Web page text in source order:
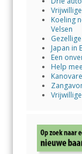
Koeling
Velsen
Japan in
Een
Help